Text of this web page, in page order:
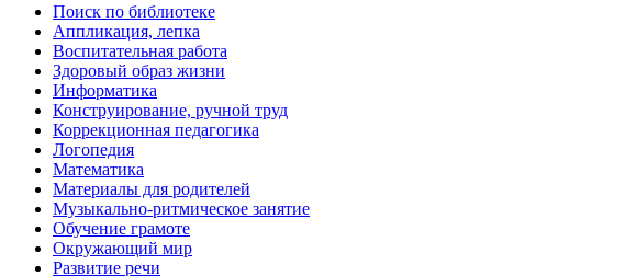
Поиск по библиотеке
Аппликация, лепка
Воспитательная работа
Здоровый образ жизни
Информатика
Конструирование, ручной труд
Коррекционная педагогика
Логопедия
Математика
Материалы для родителей
Музыкально-ритмическое занятие
Обучение грамоте
Окружающий мир
Развитие речи